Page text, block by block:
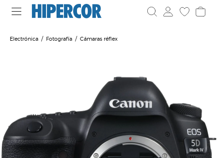
Electrónica Fotografía Cámaras réflex